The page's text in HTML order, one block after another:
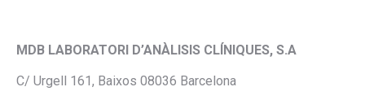
MDB LABORATORI D’ANÀLISIS CLÍNIQUES, S.A
C/ Urgell 161, Baixos 08036 Barcelona